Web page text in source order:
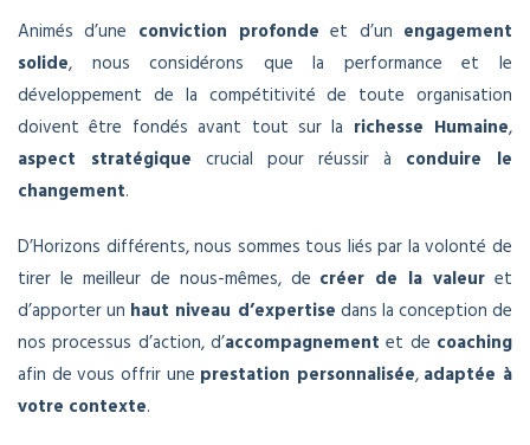
Animés d’une conviction profonde et d’un engagement
solide, nous considérons que la performance et le
développement de la compétitivité de toute organisation
doivent être fondés avant tout sur la richesse Humaine,
aspect stratégique crucial pour réussir à conduire le
changement.
D’Horizons différents, nous sommes tous liés par la volonté de
tirer le meilleur de nous-mêmes, de créer de la valeur et
d’apporter un haut niveau d’expertise dans la conception de
nos processus d’action, d’accompagnement et de coaching
afin de vous offrir une prestation personnalisée, adaptée à
votre contexte.